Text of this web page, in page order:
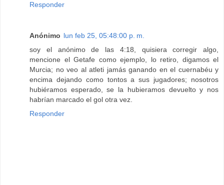
Responder
Anónimo lun feb 25, 05:48:00 p. m.
soy el anónimo de las 4:18, quisiera corregir algo,
mencione el Getafe como ejemplo, lo retiro, digamos el
Murcia; no veo al atleti jamás ganando en el cuernabéu y
encima dejando como tontos a sus jugadores; nosotros
hubiéramos esperado, se la hubieramos devuelto y nos
habrían marcado el gol otra vez.
Responder